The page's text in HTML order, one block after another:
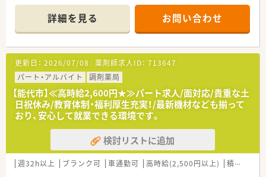
（サポート体制あり！）
＜ 企業について ＞
宮城県を中心に、東北エリアに根付いて10店舗以上展開をして
います。
社長をはじめ、経営陣はいつも現場目線でいてくれる社風の企業
です。
調剤薬局の運営にとどまらず、福祉・介護事業にも参入してお
り、会社としての安定感もございます。
『 地域社会に根差した調剤薬局 』
このモットーを掲げ、より多くの時間をご利用いただく皆様に費
やせるよう、服薬指導・在宅医療に力を入れています。
そのため、最新機器の導入を積極的に行い、薬物事故防止はもち
ろん、業務効率化を図っております。
詳細を見る お問い合わせ
更新日： 2026/07/08 薬剤師求人ID： 713647
パート・アルバイト
調剤薬局
【能代市】≪高時給2,600円★≫パート求人/面対応/貴重な土
日祝休み/教育体制・福利厚生充実！/最新機材なども揃って
おり、安心して就業できる環境です。
検討リストに追加
週32h以上 ブランク可 車通勤可 高時給(2,500円以上) 積雪あり